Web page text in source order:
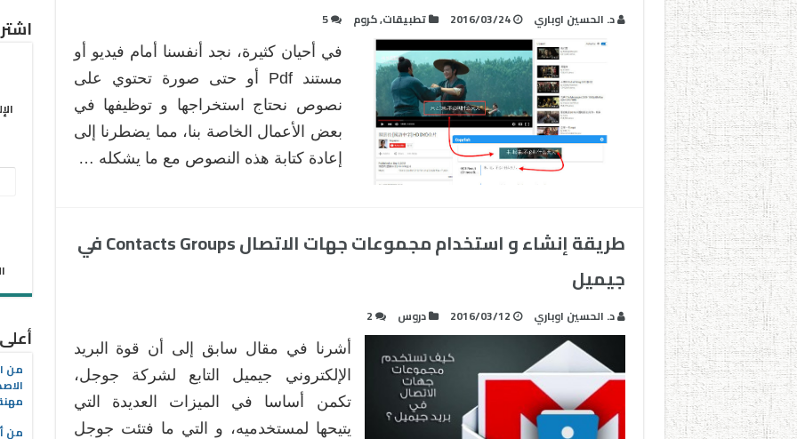
د. الحسين اوباري 2016/03/24 تطبيقات,كروم 5
في أحيان كثيرة، نجد أنفسنا أمام فيديو أو
مستند Pdf أو حتى صورة تحتوي على
نصوص نحتاج استخراجها و توظيفها في
بعض الأعمال الخاصة بنا، مما يضطرنا إلى
إعادة كتابة هذه النصوص مع ما يشكله …
طريقة إنشاء و استخدام مجموعات جهات الاتصال Contacts Groups في
جيميل
د. الحسين اوباري 2016/03/12 دروس 2
أشرنا في مقال سابق إلى أن قوة البريد
الإلكتروني جيميل التابع لشركة جوجل،
تكمن أساسا في الميزات العديدة التي
يتيحها لمستخدميه، و التي ما فتئت جوجل
من
من